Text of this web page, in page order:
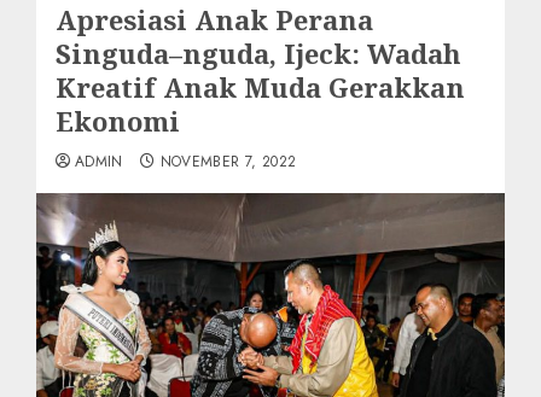
Apresiasi Anak Perana
Singuda–nguda, Ijeck: Wadah
Kreatif Anak Muda Gerakkan
Ekonomi
ADMIN NOVEMBER 7, 2022